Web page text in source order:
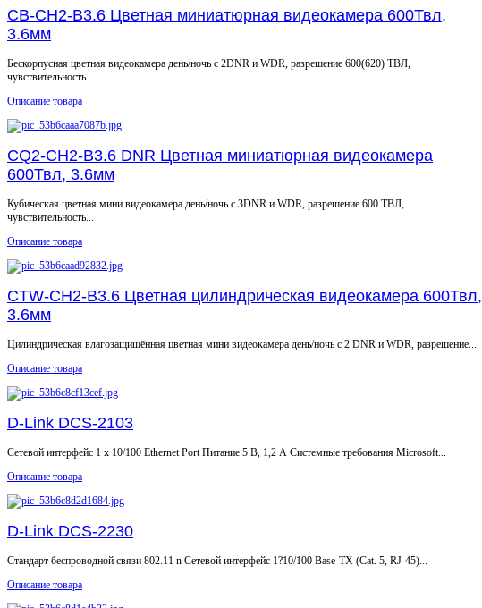
CB-CH2-B3.6 Цветная миниатюрная видеокамера 600Твл,
3.6мм
Бескорпусная цветная видеокамера день/ночь с 2DNR и WDR, разрешение 600(620) ТВЛ,
чувствительность...
Описание товара
CQ2-CH2-B3.6 DNR Цветная миниатюрная видеокамера
600Твл, 3.6мм
Кубическая цветная мини видеокамера день/ночь с 3DNR и WDR, разрешение 600 ТВЛ,
чувствительность...
Описание товара
CTW-CH2-B3.6 Цветная цилиндрическая видеокамера 600Твл,
3.6мм
Цилиндрическая влагозащищённая цветная мини видеокамера день/ночь с 2 DNR и WDR, разрешение...
Описание товара
D-Link DCS-2103
Сетевой интерфейс 1 x 10/100 Ethernet Port Питание 5 В, 1,2 А Системные требования Microsoft...
Описание товара
D-Link DCS-2230
Стандарт беспроводной связи 802.11 n Сетевой интерфейс 1?10/100 Base-TX (Cat. 5, RJ-45)...
Описание товара